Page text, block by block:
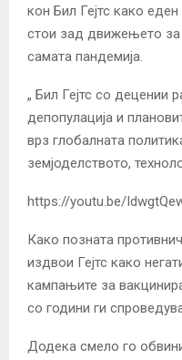
кон Бил Гејтс како
стои зад движењето
самата пандемија.
„ Бил Гејтс со децении
депопулација и
врз глобалната
земјоделството,
https://youtu.be/
Како позната
издвои Гејтс како
кампањите за
со години ги
Додека смело го